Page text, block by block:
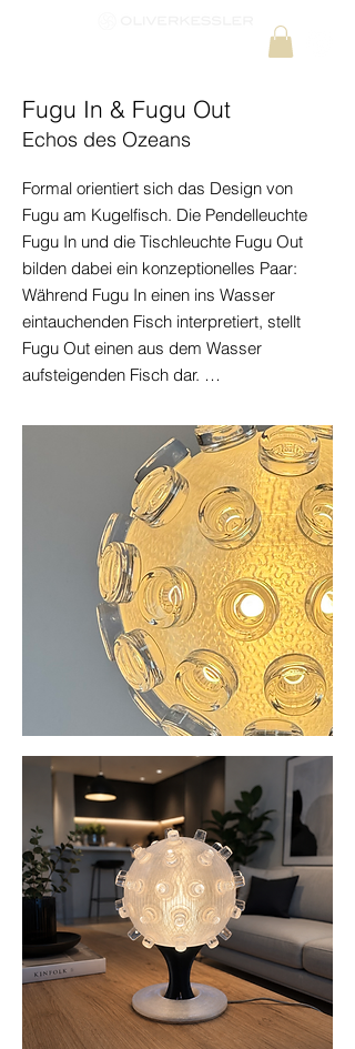
Fugu In & Fugu Out
Echos des Ozeans
Formal orientiert sich das Design von
Fugu am Kugelfisch. Die Pendelleuchte
Fugu In und die Tischleuchte Fugu Out
bilden dabei ein konzeptionelles Paar:
Während Fugu In einen ins Wasser
eintauchenden Fisch interpretiert, stellt
Fugu Out einen aus dem Wasser
aufsteigenden Fisch dar.
Das Grundkonzept für FUGU entstand
bereits 2009, ließ sich jedoch erst durch
die Möglichkeiten des 3D-Drucks
Die ursprünglich für Weinflaschen
entwickelten Glaskorken werden einfach in
den Korpus eingesetzt und können je
nach Wunsch von innen oder außen
montiert werden.